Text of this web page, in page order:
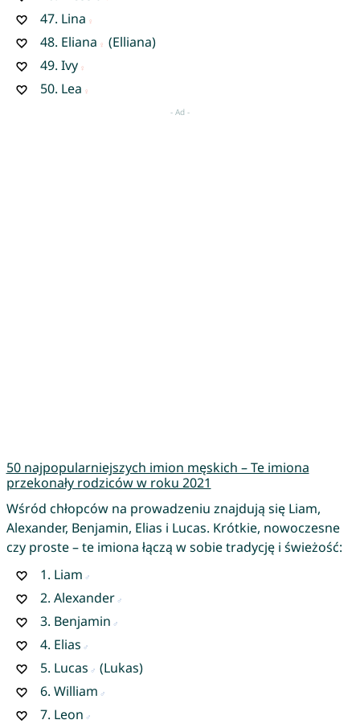
47. Lina
48. Eliana
(Elliana)
49. Ivy
50. Lea
50 najpopularniejszych imion męskich – Te imiona
przekonały rodziców w roku 2021
Wśród chłopców na prowadzeniu znajdują się Liam,
Alexander, Benjamin, Elias i Lucas. Krótkie, nowoczesne
czy proste – te imiona łączą w sobie tradycję i świeżość:
1. Liam
2. Alexander
3. Benjamin
4. Elias
5. Lucas
(Lukas)
6. William
7. Leon